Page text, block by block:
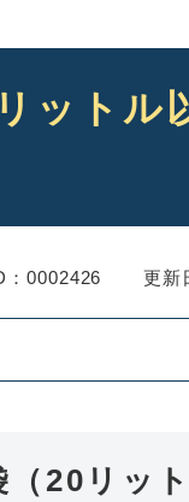
ットル
：0002426 更新
20リッ